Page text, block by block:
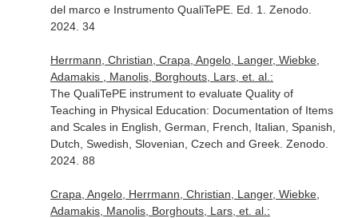
del marco e Instrumento QualiTePE. Ed. 1. Zenodo.
2024. 34
Herrmann, Christian, Crapa, Angelo, Langer, Wiebke,
Adamakis , Manolis, Borghouts, Lars, et. al.:
The QualiTePE instrument to evaluate Quality of
Teaching in Physical Education: Documentation of Items
and Scales in English, German, French, Italian, Spanish,
Dutch, Swedish, Slovenian, Czech and Greek. Zenodo.
2024. 88
Crapa, Angelo, Herrmann, Christian, Langer, Wiebke,
Adamakis, Manolis, Borghouts, Lars, et. al.: